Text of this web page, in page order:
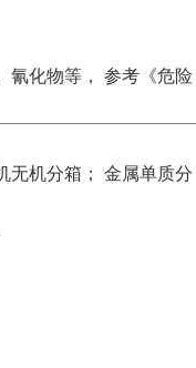
氰化物等， 参考《危险
无机分箱； 金属单质分